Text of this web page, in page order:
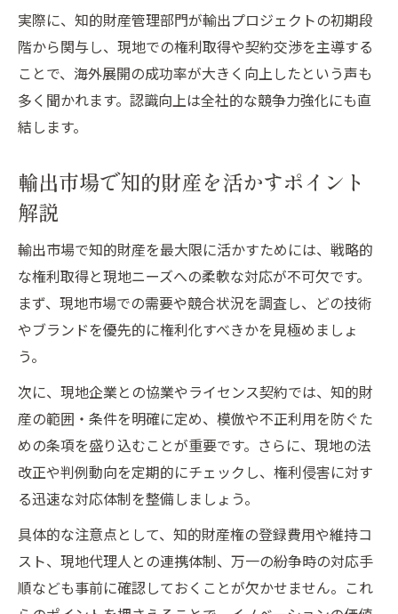
実際に、知的財産管理部門が輸出プロジェクトの初期段
階から関与し、現地での権利取得や契約交渉を主導する
ことで、海外展開の成功率が大きく向上したという声も
多く聞かれます。認識向上は全社的な競争力強化にも直
結します。
輸出市場で知的財産を活かすポイント
解説
輸出市場で知的財産を最大限に活かすためには、戦略的
な権利取得と現地ニーズへの柔軟な対応が不可欠です。
まず、現地市場での需要や競合状況を調査し、どの技術
やブランドを優先的に権利化すべきかを見極めましょ
う。
次に、現地企業との協業やライセンス契約では、知的財
産の範囲・条件を明確に定め、模倣や不正利用を防ぐた
めの条項を盛り込むことが重要です。さらに、現地の法
改正や判例動向を定期的にチェックし、権利侵害に対す
る迅速な対応体制を整備しましょう。
具体的な注意点として、知的財産権の登録費用や維持コ
スト、現地代理人との連携体制、万一の紛争時の対応手
順なども事前に確認しておくことが欠かせません。これ